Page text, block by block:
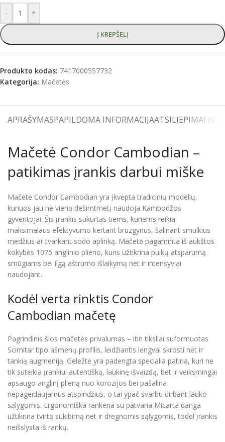
- +
Į KREPŠELĮ
Produkto kodas: 7417000557732
Kategorija: Mačetės
APRAŠYMASPAPILDOMA INFORMACIJAATSILIEPIMAI (0)
Mačetė Condor Cambodian –
patikimas įrankis darbui miške
Mačetė Condor Cambodian yra įkvėpta tradicinių modelių,
kuriuos jau ne vieną dešimtmetį naudoja Kambodžos
gyventojai. Šis įrankis sukurtas tiems, kuriems reikia
maksimalaus efektyvumo kertant brūzgynus, šalinant smulkius
medžius ar tvarkant sodo aplinką. Mačetė pagaminta iš aukštos
kokybės 1075 anglinio plieno, kuris užtikrina puikų atsparumą
smūgiams bei ilgą aštrumo išlaikymą net ir intensyviai
naudojant.
Kodėl verta rinktis Condor
Cambodian mačetę
Pagrindinis šios mačetės privalumas – itin tiksliai suformuotas
Scimitar tipo ašmenų profilis, leidžiantis lengvai skrosti net ir
tankią augmeniją. Geležtė yra padengta specialia patina, kuri ne
tik suteikia įrankiui autentišką, laukinę išvaizdą, bet ir veiksmingai
apsaugo anglinį plieną nuo korozijos bei pašalina
nepageidaujamus atspindžius, o tai ypač svarbu dirbant lauko
sąlygomis. Ergonomiška rankena su patvaria Micarta danga
užtikrina tvirtą sukibimą net ir drėgnomis sąlygomis, todėl įrankis
neišslysta iš rankų.